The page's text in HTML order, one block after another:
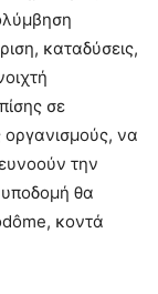
καταδύσεις,
σε
οργανισμούς, να
την
θα
κοντά